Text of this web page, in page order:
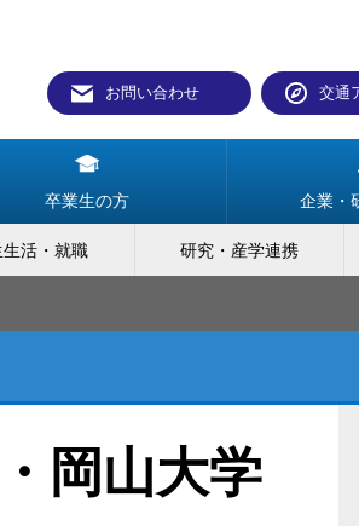
お問い合わせ 交通
卒業生の方 企業・
活・就職 研究・産学連携
岡山大学